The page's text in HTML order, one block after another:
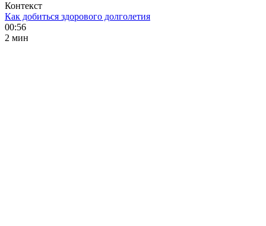
Контекст
Как добиться здорового долголетия
00:56
2 мин